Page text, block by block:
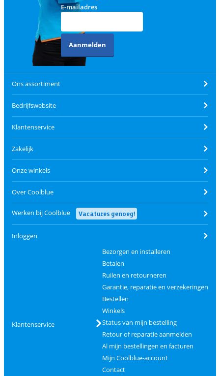
E-mailadres
Aanmelden
Ons assortiment
Bedrijfswebsite
Klantenservice
Zakelijk
Onze winkels
Over Coolblue
Werken bij Coolblue Vacatures genoeg!
Inloggen
Klantenservice
Bezorgen en installeren
Betalen
Ruilen en retourneren
Garantie, reparatie en verzekeringen
Bestellen
Winkels
Status van mijn bestelling
Retour of reparatie aanmelden
Al mijn bestellingen en facturen
Mijn Coolblue-account
Contact